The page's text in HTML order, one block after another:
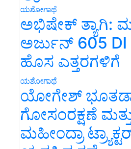
ಯಶೋಗಾಥೆ
ಅಭಿಷೇಕ್ ತ್ಯಾಗಿ:
ಅರ್ಜುನ್ 605
ಹೊಸ ಎತ್ತರಗಳಿಗೆ
ಯಶೋಗಾಥೆ
ಯೋಗೇಶ್
ಗೋಸಂರಕ್ಷಣೆ
ಮಹೀಂದ್ರಾ